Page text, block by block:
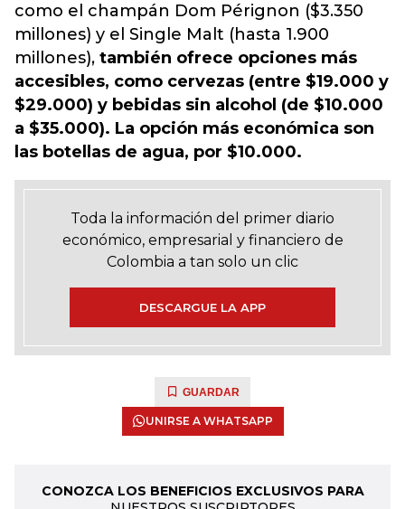
como el champán Dom Pérignon ($3.350
millones) y el Single Malt (hasta 1.900
millones), también ofrece opciones más
accesibles, como cervezas (entre $19.000 y
$29.000) y bebidas sin alcohol (de $10.000
a $35.000). La opción más económica son
las botellas de agua, por $10.000.
Toda la información del primer diario
económico, empresarial y financiero de
Colombia a tan solo un clic
DESCARGUE LA APP
GUARDAR
UNIRSE A WHATSAPP
CONOZCA LOS BENEFICIOS EXCLUSIVOS PARA